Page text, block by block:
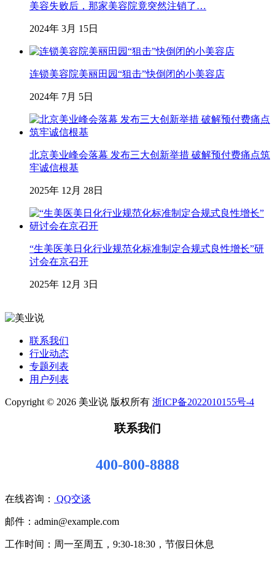
美容失败后，那家美容院竟突然注销了…
2024年 3月 15日
连锁美容院美丽田园“狙击”快倒闭的小美容店
2024年 7月 5日
北京美业峰会落幕 发布三大创新举措 破解预付费痛点筑
牢诚信根基
2025年 12月 28日
“生美医美日化行业规范化标准制定合规式良性增长”研
讨会在京召开
2025年 12月 3日
联系我们
行业动态
专题列表
用户列表
Copyright © 2026 美业说 版权所有 浙ICP备2022010155号-4
联系我们
400-800-8888
在线咨询： QQ交谈
邮件：admin@example.com
工作时间：周一至周五，9:30-18:30，节假日休息